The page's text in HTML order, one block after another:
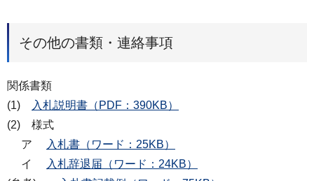
その他の書類・連絡事項
関係書類
(1)
入札説明書（PDF：390KB）
(2) 様式
ア
入札書（ワード：25KB）
イ
入札辞退届（ワード：24KB）